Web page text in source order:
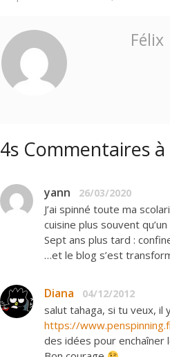
Félix
4s Commentaires
yann 26/03/2020
J’ai spinné toute ma
cuisine plus souvent
Sept ans plus tard :
…et le blog s’est
Diana 04/12/2012
salut tahaga, si tu veux, il
https://
des idées pour enchaîner